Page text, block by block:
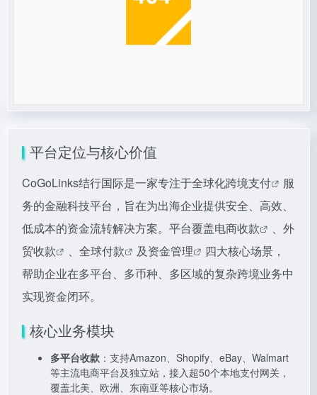
平台定位与核心价值
CoGoLinks结行国际是一家专注于全球化跨境支付
服
务的金融科技平台，旨在为出海企业提供安全、高效、
低成本的资金流转解决方案。平台覆盖电商收款 、 外
贸收款
、 全球付款 及资金管理
四大核心场景，
帮助企业在多平台、多币种、多区域的复杂跨境业务中
实现资金闭环。
核心业务模块
多平台收款 ：支持Amazon、Shopify、eBay、Walmart
等主流电商平台及独立站，接入超50个本地支付网关，
覆盖北美、欧洲、东南亚等核心市场。